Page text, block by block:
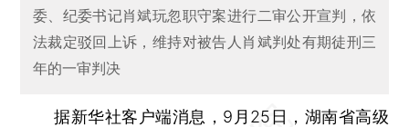
委、纪委书记肖斌玩忽职守案进行二审公开宣判，依
法裁定驳回上诉，维持对被告人肖斌判处有期徒刑三
年的一审判决
据新华社客户端消息，9月25日，湖南省高级